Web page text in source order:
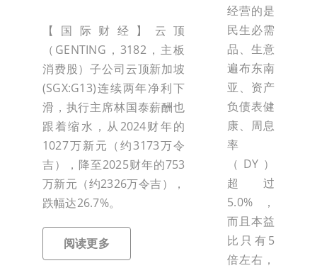
【国际财经】云顶
（GENTING，3182，主板
消费股）子公司云顶新加坡
(SGX:G13)连续两年净利下
滑，执行主席林国泰薪酬也
跟着缩水，从2024财年的
1027万新元（约3173万令
吉），降至2025财年的753
万新元（约2326万令吉），
跌幅达26.7%。
阅读更多
经营的是
民生必需
品、生意
遍布东南
亚、资产
负债表健
康、周息
率
（DY）
超过
5.0%，
而且本益
比只有5
倍左右，